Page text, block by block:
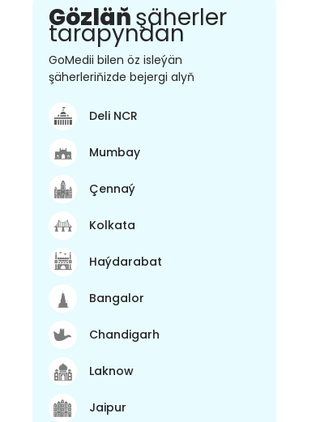
Gözläňşäherler
tarapyndan
GoMedii bilen öz isleýän
şäherleriňizde bejergi alyň
Deli NCR
Mumbay
Çennaý
Kolkata
Haýdarabat
Bangalor
Chandigarh
Laknow
Jaipur